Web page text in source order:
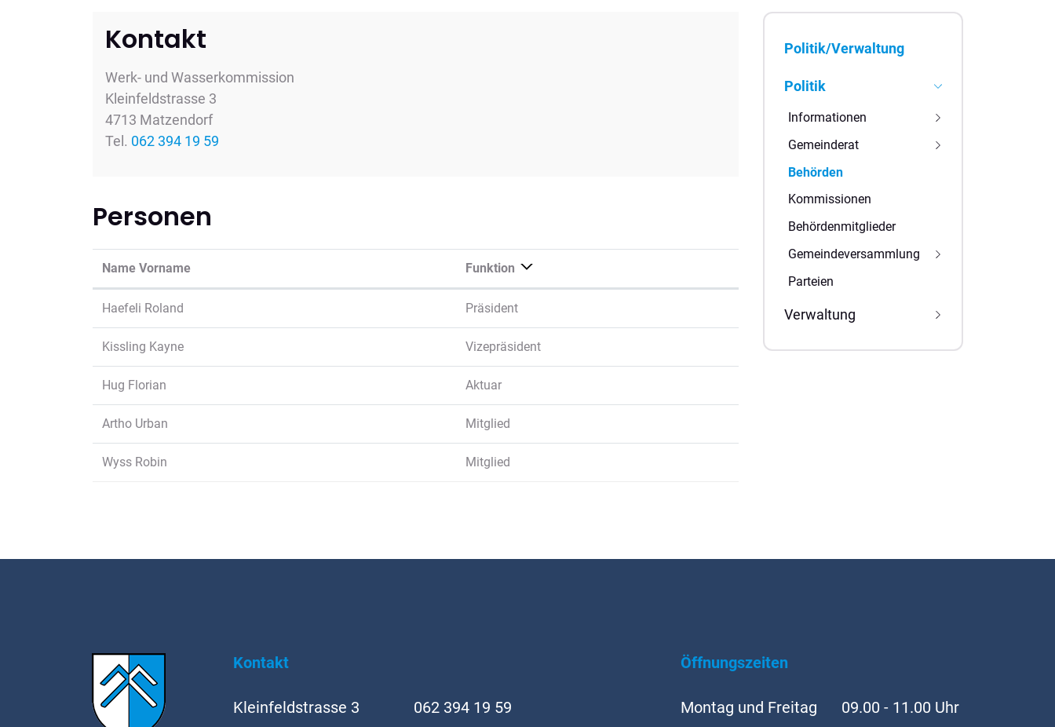
Subnavigation
Politik/Verwaltung
Politik
Informationen
Gemeinderat
Behörden
(
u
s
e
w
h
Kommissionen
Behördenmitglieder
Gemeindeversammlung
Parteien
Verwaltung
Kontakt
Werk- und Wasserkommission
Kleinfeldstrasse 3
4713 Matzendorf
Tel. 062 394 19 59
Personen
Name Vorname Funktion
Haefeli Roland Präsident
Kissling Kayne Vizepräsident
Hug Florian Aktuar
Artho Urban Mitglied
Wyss Robin Mitglied
Kontakt
Kleinfeldstrasse 3 062 394 19 59
Öffnungszeiten
Montag und Freitag 09.00 - 11.00 Uhr